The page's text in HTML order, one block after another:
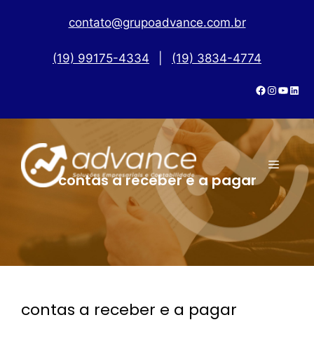
contato@grupoadvance.com.br
(19) 99175-4334 (19) 3834-4774
contas a receber e a pagar
contas a receber e a pagar